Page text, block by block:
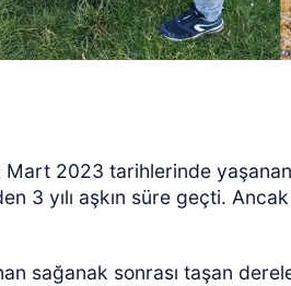
Mart 2023 tarihlerinde
3 yılı aşkın süre geçti.
sağanak sonrası taşan